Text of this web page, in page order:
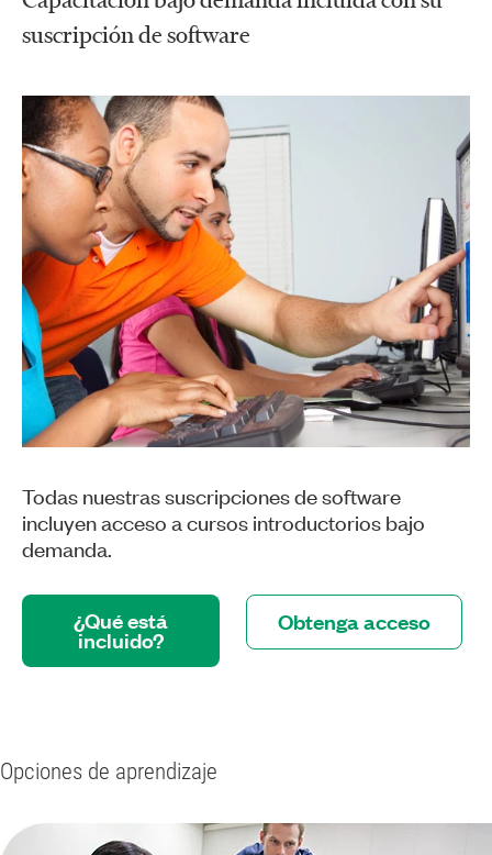
suscripción de software
Todas nuestras suscripciones de software
incluyen acceso a cursos introductorios bajo
demanda.
¿Qué está
incluido?
Obtenga acceso
Opciones de aprendizaje